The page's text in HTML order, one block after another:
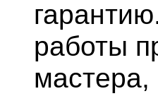
работы
мастера,